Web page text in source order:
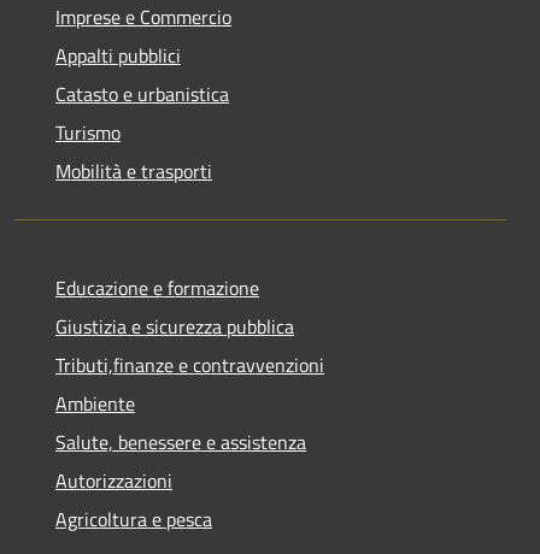
Imprese e Commercio
Appalti pubblici
Catasto e urbanistica
Turismo
Mobilità e trasporti
Educazione e formazione
Giustizia e sicurezza pubblica
Tributi,finanze e contravvenzioni
Ambiente
Salute, benessere e assistenza
Autorizzazioni
Agricoltura e pesca